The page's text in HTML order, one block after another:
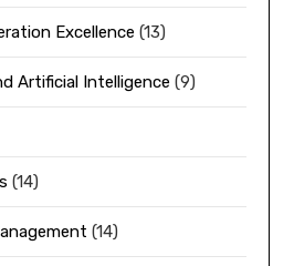
Excellence (13)
Artificial Intelligence (9)
(14)
(14)